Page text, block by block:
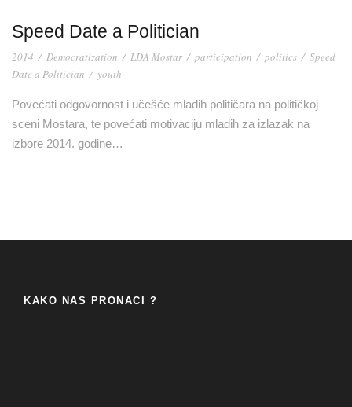
Speed Date a Politician
2014 / Democratization / LDA Mostar / participation / politics / Speed
Date a Politician / youth
Povećati odgovornost i učešće mladih političara na političkoj
sceni Mostara, te povećati motivaciju mladih za izlazak na
izbore 2014. godine…
KAKO NAS PRONAĆI ?